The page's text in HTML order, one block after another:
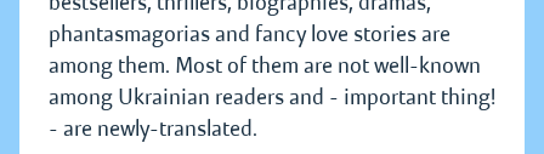
phantasmagorias and fancy love stories are
among them. Most of them are not well-known
among Ukrainian readers and - important thing!
- are newly-translated.